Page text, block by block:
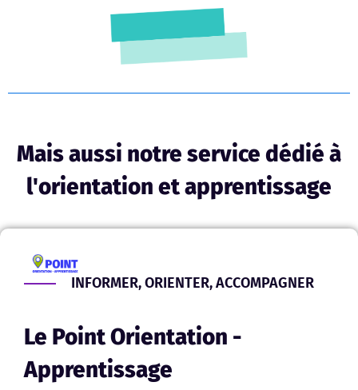
Mais aussi notre service dédié à
l'orientation et apprentissage
INFORMER, ORIENTER, ACCOMPAGNER
Le Point Orientation -
Apprentissage